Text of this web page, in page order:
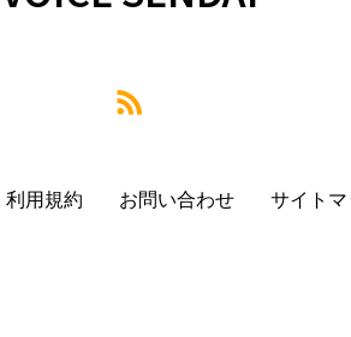
利用規約 お問い合わせ サイト